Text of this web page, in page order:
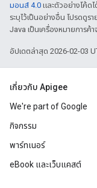
มอนส์ 4.0 และตัวอย่างโค้ด
ระบุไว้เป็นอย่างอื่น โปรดดูรา
Java เป็นเครื่องหมายการค้
อัปเดตล่าสุด 2026-02-03
เกี่ยวกับ Apigee
We're part of Google
กิจกรรม
พาร์ทเนอร์
eBook และเว็บแคสต์